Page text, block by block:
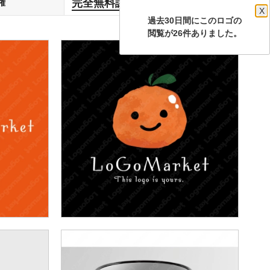
過去30日間にこのロゴの
X
閲覧が26件ありました。